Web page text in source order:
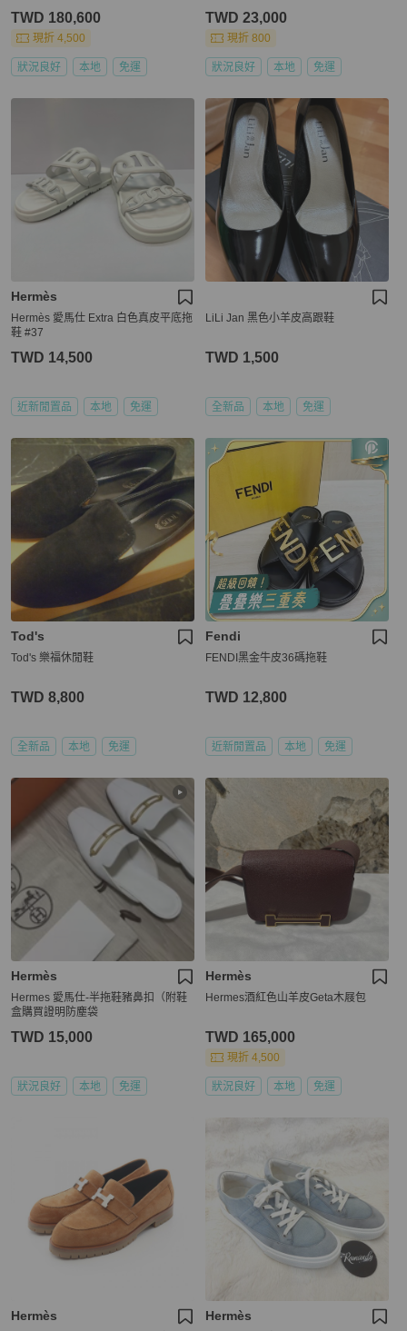
TWD 180,600
現折 4,500
狀況良好 本地 免運
TWD 23,000
現折 800
狀況良好 本地 免運
Hermès
Hermès 愛馬仕 Extra 白色真皮平底拖
鞋 #37
TWD 14,500
近新閒置品 本地 免運
LiLi Jan 黑色小羊皮高跟鞋
TWD 1,500
全新品 本地 免運
Tod's
Tod's 樂福休閒鞋
TWD 8,800
全新品 本地 免運
Fendi
FENDI黑金牛皮36碼拖鞋
TWD 12,800
近新閒置品 本地 免運
Hermès
Hermes 愛馬仕-半拖鞋豬鼻扣（附鞋
盒購買證明防塵袋
TWD 15,000
狀況良好 本地 免運
Hermès
Hermes酒紅色山羊皮Geta木屐包
TWD 165,000
現折 4,500
狀況良好 本地 免運
Hermès Hermès